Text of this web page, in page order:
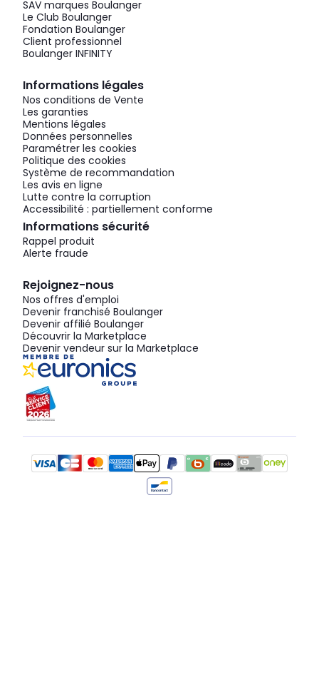
SAV marques Boulanger
Le Club Boulanger
Fondation Boulanger
Client professionnel
Boulanger INFINITY
Informations légales
Nos conditions de Vente
Les garanties
Mentions légales
Données personnelles
Paramétrer les cookies
Politique des cookies
Système de recommandation
Les avis en ligne
Lutte contre la corruption
Accessibilité : partiellement conforme
Informations sécurité
Rappel produit
Alerte fraude
Rejoignez-nous
Nos offres d'emploi
Devenir franchisé Boulanger
Devenir affilié Boulanger
Découvrir la Marketplace
Devenir vendeur sur la Marketplace